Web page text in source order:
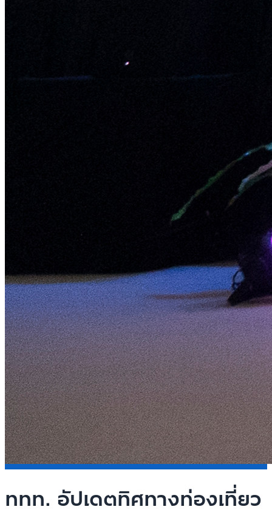
ททท. อัปเดตทิศทางท่องเที่ยว